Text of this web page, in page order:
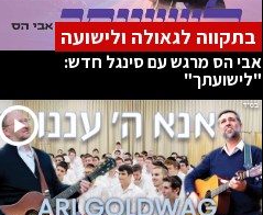
בתקווה לגאולה ולישועה
אבי הס מרגש עם סינגל חדש:
"לישועתך"